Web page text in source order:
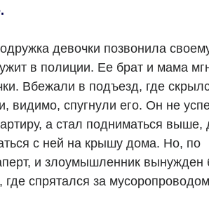
девочки позвонила
в полиции. Ее брат и мама
Вбежали в подъезд, где
видимо, спугнули его. Он не
а стал подниматься выше,
с ней на крышу дома. Но, по
и злоумышленник вынужден
где спрятался за